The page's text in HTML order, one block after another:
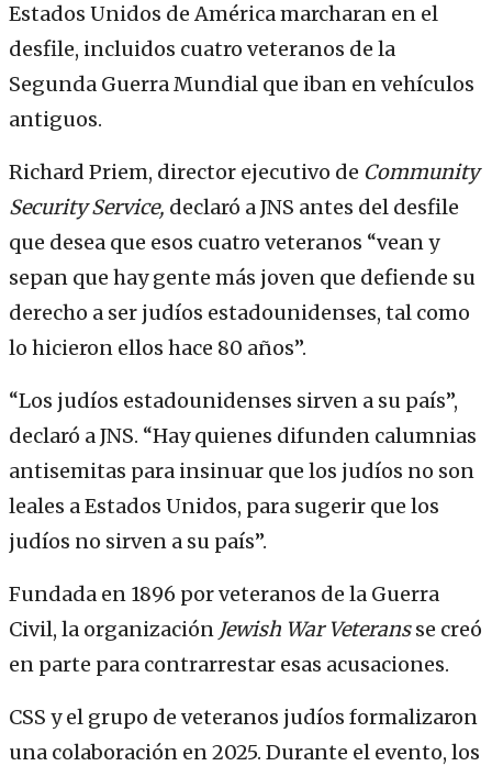
Estados Unidos de América marcharan en el
desfile, incluidos cuatro veteranos de la
Segunda Guerra Mundial que iban en vehículos
antiguos.
Richard Priem, director ejecutivo de Community
Security Service, declaró a JNS antes del desfile
que desea que esos cuatro veteranos “vean y
sepan que hay gente más joven que defiende su
derecho a ser judíos estadounidenses, tal como
lo hicieron ellos hace 80 años”.
“Los judíos estadounidenses sirven a su país”,
declaró a JNS. “Hay quienes difunden calumnias
antisemitas para insinuar que los judíos no son
leales a Estados Unidos, para sugerir que los
judíos no sirven a su país”.
Fundada en 1896 por veteranos de la Guerra
Civil, la organización Jewish War Veteransse creó
en parte para contrarrestar esas acusaciones.
CSS y el grupo de veteranos judíos formalizaron
una colaboración en 2025. Durante el evento, los